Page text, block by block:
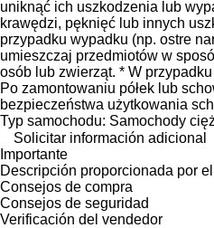
uniknąć ich uszkodzenia lub
krawędzi, pęknięć lub innych
przypadku wypadku (np. ostre
umieszczaj przedmiotów w
osób lub zwierząt. * W
Po zamontowaniu półek lub
bezpieczeństwa użytkowania
Typ samochodu: Samochody
Solicitar información adicional
Importante
Descripción proporcionada por
Consejos de compra
Consejos de seguridad
Verificación del vendedor